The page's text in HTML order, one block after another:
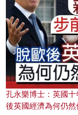
孔永樂博士：英國
後英國經濟為何仍然